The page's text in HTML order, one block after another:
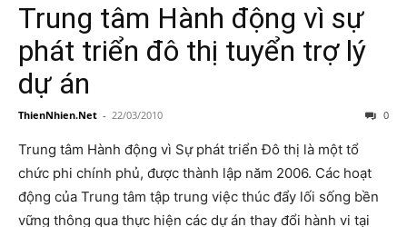
Trung tâm Hành động vì sự
phát triển đô thị tuyển trợ lý
dự án
ThienNhien.Net - 22/03/2010 0
Trung tâm Hành động vì Sự phát triển Đô thị là một tổ
chức phi chính phủ, được thành lập năm 2006. Các hoạt
động của Trung tâm tập trung việc thúc đẩy lối sống bền
vững thông qua thực hiện các dự án thay đổi hành vi tại